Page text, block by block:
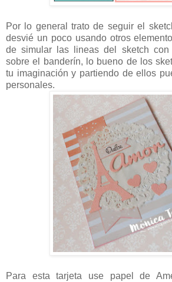
Por lo general trato de seguir el
desvié un poco usando otros
de simular las lineas del sketch
sobre el banderín, lo bueno de los
tu imaginación y partiendo de ellos
personales.
Para esta tarjeta use papel de